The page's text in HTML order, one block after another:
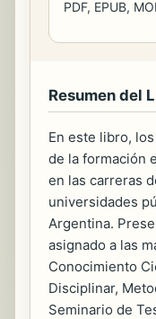
PDF, EPUB,
Resumen del
En este libro,
de la formación
en las carreras
universidades
Argentina.
asignado a las
Conocimiento
Disciplinar,
Seminario de